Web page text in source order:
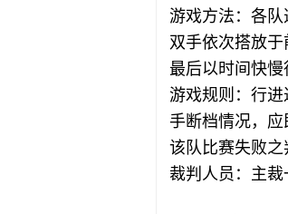
游戏方法：各
双手依次搭放
最后以时间快慢
游戏规则：行
手断档情况，
该队比赛失败之
裁判人员：主裁